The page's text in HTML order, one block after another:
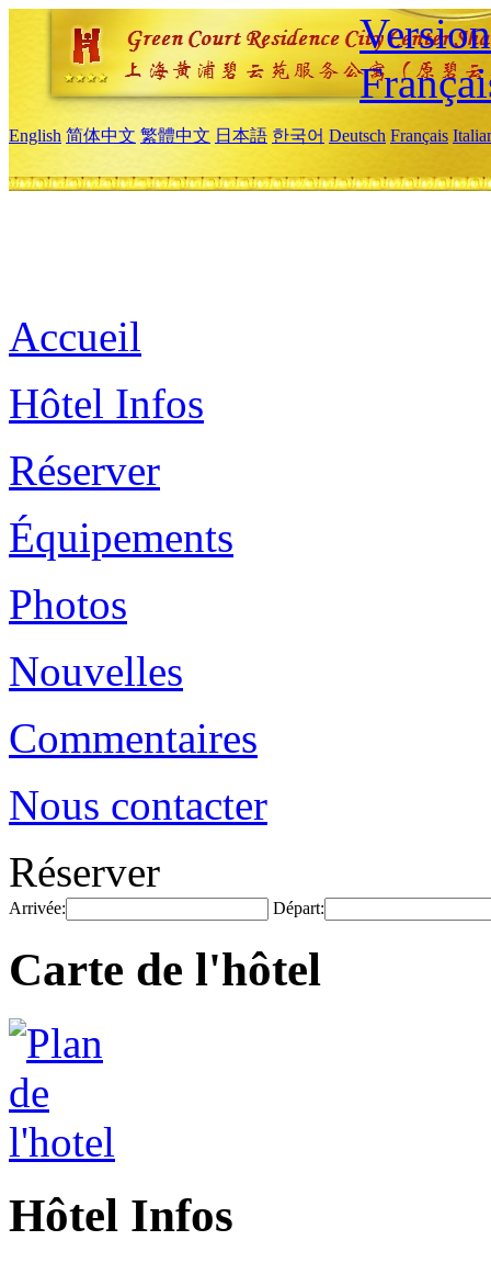
English 简体中文 繁體中文 日本語 한국어 Deutsch Français
Accueil
Hôtel Infos
Réserver
Équipements
Photos
Nouvelles
Commentaires
Nous contacter
Réserver
Arrivée: Départ:
Carte de l'hôtel
Hôtel Infos